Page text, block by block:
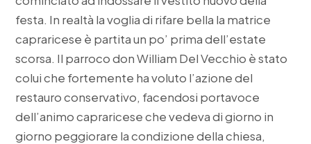
festa. In realtà la voglia di rifare bella la matrice
capraricese è partita un po’ prima dell’estate
scorsa. Il parroco don William Del Vecchio è stato
colui che fortemente ha voluto l’azione del
restauro conservativo, facendosi portavoce
dell’animo capraricese che vedeva di giorno in
giorno peggiorare la condizione della chiesa,